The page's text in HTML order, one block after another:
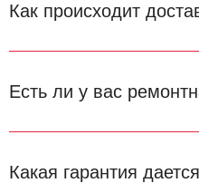
Как происходит
Есть ли у вас
Какая гарантия